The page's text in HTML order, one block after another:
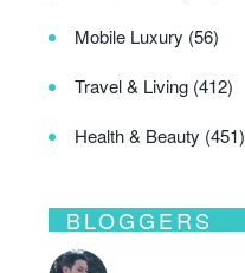
Mobile Luxury (56)
Travel & Living (412)
Health & Beauty (451)
BLOGGERS